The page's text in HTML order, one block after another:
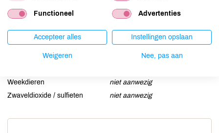
Schaaldieren
niet aanwezig
Selderij
niet aanwezig
Sesam
niet aanwezig
niet aanwezig
Weekdieren
niet aanwezig
Zwaveldioxide / sulfieten
niet aanwezig
Functioneel Advertenties
Accepteer alles Instellingen opslaan
Weigeren Nee, pas aan